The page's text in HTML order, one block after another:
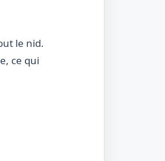
le nid.
ce qui